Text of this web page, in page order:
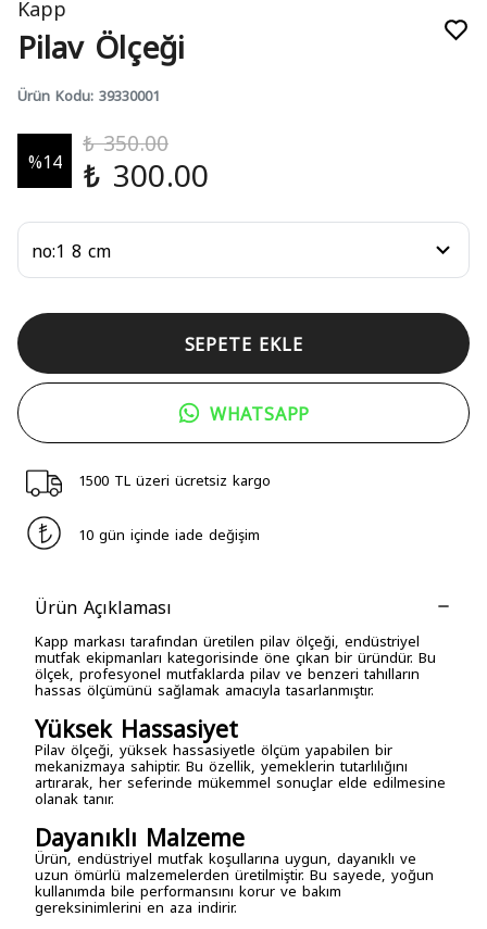
Kapp
Pilav Ölçeği
Ürün Kodu: 39330001
%14
₺ 350.00
₺ 300.00
SEPETE EKLE
WHATSAPP
1500 TL üzeri ücretsiz kargo
10 gün içinde iade değişim
Ürün Açıklaması
Kapp markası tarafından üretilen pilav ölçeği, endüstriyel
mutfak ekipmanları kategorisinde öne çıkan bir üründür. Bu
ölçek, profesyonel mutfaklarda pilav ve benzeri tahılların
hassas ölçümünü sağlamak amacıyla tasarlanmıştır.
Yüksek Hassasiyet
Pilav ölçeği, yüksek hassasiyetle ölçüm yapabilen bir
mekanizmaya sahiptir. Bu özellik, yemeklerin tutarlılığını
artırarak, her seferinde mükemmel sonuçlar elde edilmesine
olanak tanır.
Dayanıklı Malzeme
Ürün, endüstriyel mutfak koşullarına uygun, dayanıklı ve
uzun ömürlü malzemelerden üretilmiştir. Bu sayede, yoğun
kullanımda bile performansını korur ve bakım
gereksinimlerini en aza indirir.